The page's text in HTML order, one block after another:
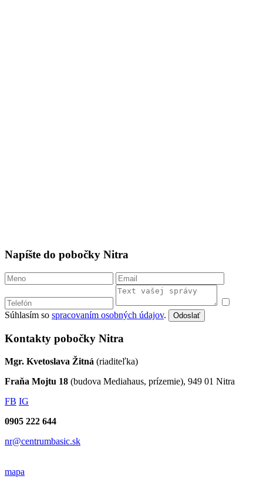
Napíšte do pobočky Nitra
Súhlasím so spracovaním osobných údajov. Odoslať
Kontakty pobočky Nitra
Mgr. Kvetoslava Žitná (riaditeľka)
Fraňa Mojtu 18 (budova Mediahaus, prízemie), 949 01 Nitra
FB IG
0905 222 644
nr@centrumbasic.sk
mapa